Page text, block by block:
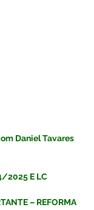
Daniel Tavares
2025 E LC
– REFORMA